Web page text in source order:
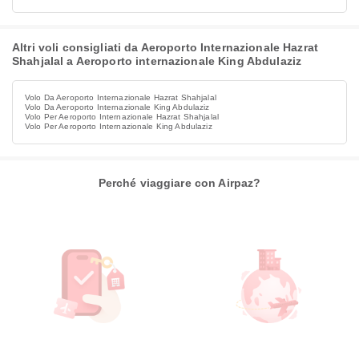
Altri voli consigliati da Aeroporto Internazionale Hazrat
Shahjalal a Aeroporto internazionale King Abdulaziz
Volo Da Aeroporto Internazionale Hazrat Shahjalal
Volo Da Aeroporto Internazionale King Abdulaziz
Volo Per Aeroporto Internazionale Hazrat Shahjalal
Volo Per Aeroporto Internazionale King Abdulaziz
Perché viaggiare con Airpaz?